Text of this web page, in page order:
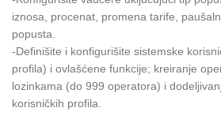
iznosa, procenat, promena tarife,
popusta.
-Definišite i konfigurišite sistemske
profila) i ovlašćene funkcije; kreiranje
lozinkama (do 999 operatora) i
korisničkih profila.